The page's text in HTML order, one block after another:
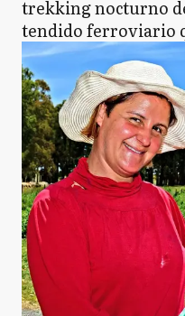
trekking nocturno
tendido ferroviario